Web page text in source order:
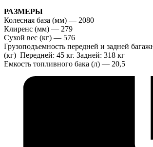
РАЗМЕРЫ
Колесная база (мм) — 2080
Клиренс (мм) — 279
Сухой вес (кг) — 576
Грузоподъемность передней и задней
(кг) Передней: 45 кг. Задней: 318 кг
Емкость топливного бака (л) — 20,5